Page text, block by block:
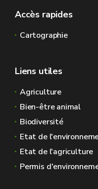
Accès rapides
Cartographie
Liens utiles
Agriculture
Bien-être animal
Biodiversité
Etat de
Etat de l'agriculture
Permis